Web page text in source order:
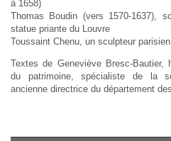
à 1658)
Thomas Boudin (vers 1570-1637),
statue priante du Louvre
Toussaint Chenu, un sculpteur
Textes de Geneviève Bresc-Bautier,
du patrimoine, spécialiste de la
ancienne directrice du département